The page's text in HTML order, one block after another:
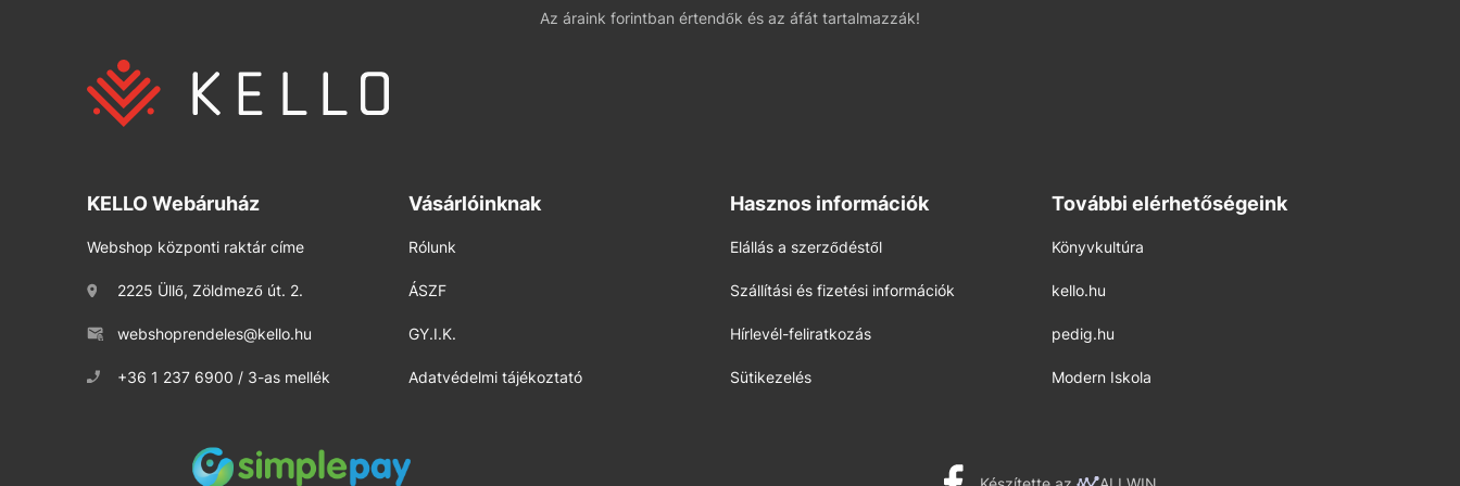
Az áraink forintban értendők és az áfát tartalmazzák!
KELLO Webáruház
Webshop központi raktár címe
2225 Üllő, Zöldmező út. 2.
webshoprendeles@kello.hu
+36 1 237 6900 / 3-as mellék
Vásárlóinknak
Rólunk
ÁSZF
GY.I.K.
Adatvédelmi tájékoztató
Hasznos információk
Elállás a szerződéstől
Szállítási és fizetési információk
Hírlevél-feliratkozás
Sütikezelés
További elérhetőségeink
Könyvkultúra
kello.hu
pedig.hu
Modern Iskola